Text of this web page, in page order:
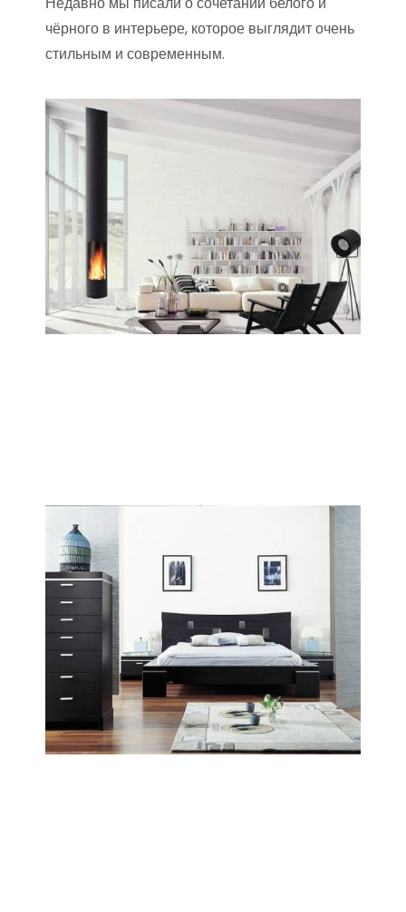
чёрного в интерьере, которое выглядит очень
стильным и современным.